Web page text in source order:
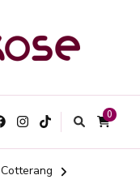
0
Cotterang